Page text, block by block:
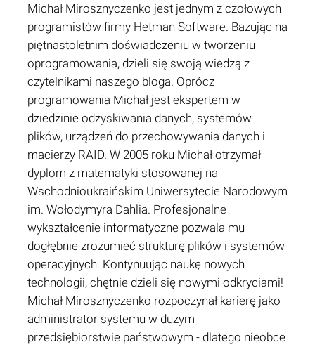
Michał Mirosznyczenko jest jednym z czołowych
programistów firmy Hetman Software. Bazując na
piętnastoletnim doświadczeniu w tworzeniu
oprogramowania, dzieli się swoją wiedzą z
czytelnikami naszego bloga. Oprócz
programowania Michał jest ekspertem w
dziedzinie odzyskiwania danych, systemów
plików, urządzeń do przechowywania danych i
macierzy RAID. W 2005 roku Michał otrzymał
dyplom z matematyki stosowanej na
Wschodnioukraińskim Uniwersytecie Narodowym
im. Wołodymyra Dahlia. Profesjonalne
wykształcenie informatyczne pozwala mu
dogłębnie zrozumieć strukturę plików i systemów
operacyjnych. Kontynuując naukę nowych
technologii, chętnie dzieli się nowymi odkryciami!
Michał Mirosznyczenko rozpoczynał karierę jako
administrator systemu w dużym
przedsiębiorstwie państwowym - dlatego nieobce